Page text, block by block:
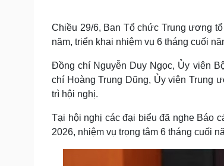
Dinh dưỡng - món ngon
Cây thuốc
Sản phụ khoa
Nam khoa
Làm đẹp - giảm cân
Nhà đẹp
Blog
Chiều 29/6, Ban Tổ chức Trung ương
năm, triển khai nhiệm vụ 6 tháng cuối
Đồng chí Nguyễn Duy Ngọc, Ủy viên
chí Hoàng Trung Dũng, Ủy viên Trung
trì hội nghị.
Tại hội nghị các đại biểu đã nghe Báo
2026, nhiệm vụ trọng tâm 6 tháng cuối